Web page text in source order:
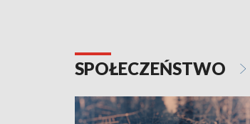
SPOŁECZEŃSTWO